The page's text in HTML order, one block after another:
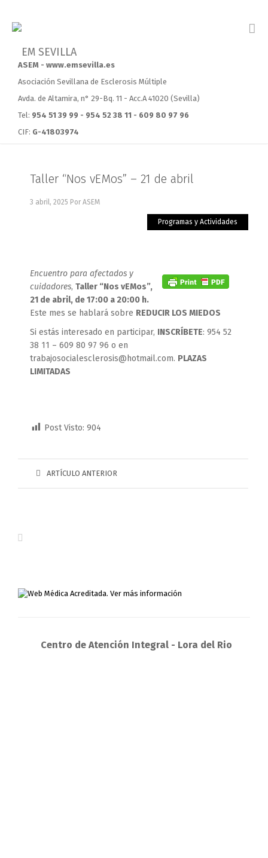
ASEM - www.emsevilla.es
Asociación Sevillana de Esclerosis Múltiple
Avda. de Altamira, n° 29-Bq. 11 - Acc.A 41020 (Sevilla)
Tel: 954 51 39 99 - 954 52 38 11 - 609 80 97 96
CIF: G-41803974
Taller “Nos vEMos” – 21 de abril
3 abril, 2025 Por ASEM
Programas y Actividades
Encuentro para afectados y
cuidadores, Taller “Nos vEMos”,
21 de abril, de 17:00 a 20:00 h.
Este mes se hablará sobre REDUCIR LOS MIEDOS
Si estás interesado en participar, INSCRÍBETE: 954 52
38 11 – 609 80 97 96 o en
trabajosocialesclerosis@hotmail.com. PLAZAS
LIMITADAS
Post Visto: 904
ARTÍCULO ANTERIOR
Centro de Atención Integral - Lora del Rio